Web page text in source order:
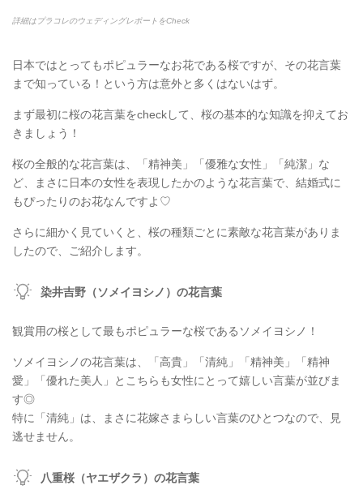
詳細はプラコレのウェディングレポートをCheck
日本ではとってもポピュラーなお花である桜ですが、その花言葉
まで知っている！という方は意外と多くはないはず。
まず最初に桜の花言葉をcheckして、桜の基本的な知識を抑えてお
きましょう！
桜の全般的な花言葉は、「精神美」「優雅な女性」「純潔」な
ど、まさに日本の女性を表現したかのような花言葉で、結婚式に
もぴったりのお花なんですよ♡
さらに細かく見ていくと、桜の種類ごとに素敵な花言葉がありま
したので、ご紹介します。
染井吉野（ソメイヨシノ）の花言葉
観賞用の桜として最もポピュラーな桜であるソメイヨシノ！
ソメイヨシノの花言葉は、「高貴」「清純」「精神美」「精神
愛」「優れた美人」とこちらも女性にとって嬉しい言葉が並びま
す◎
特に「清純」は、まさに花嫁さまらしい言葉のひとつなので、見
逃せません。
八重桜（ヤエザクラ）の花言葉